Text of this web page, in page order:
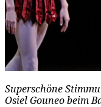
Superschöne
Osiel Gouneo beim